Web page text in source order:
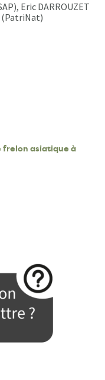
Eric DARROUZET
(PatriNat)
asiatique à